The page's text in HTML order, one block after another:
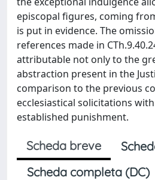
episcopal figures, coming
is put in evidence. The
references made in
attributable not only to the
abstraction present in the
comparison to the previous
ecclesiastical solicitations
established punishment.
Scheda breve
Scheda completa (DC)